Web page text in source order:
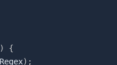
)
{
) ;